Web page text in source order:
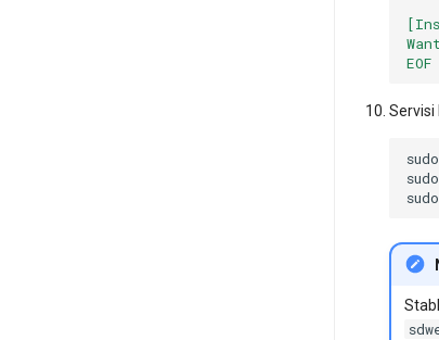
EOF
Servisi
sudo
sudo
sudo